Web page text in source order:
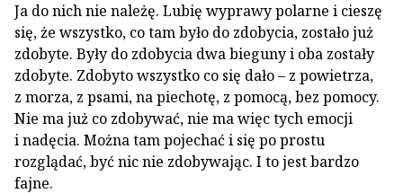
Ja do nich nie należę. Lubię wyprawy polarne i cieszę
się, że wszystko, co tam było do zdobycia, zostało już
zdobyte. Były do zdobycia dwa bieguny i oba zostały
zdobyte. Zdobyto wszystko co się dało – z powietrza,
z morza, z psami, na piechotę, z pomocą, bez pomocy.
Nie ma już co zdobywać, nie ma więc tych emocji
i nadęcia. Można tam pojechać i się po prostu
rozglądać, być nic nie zdobywając. I to jest bardzo
fajne.